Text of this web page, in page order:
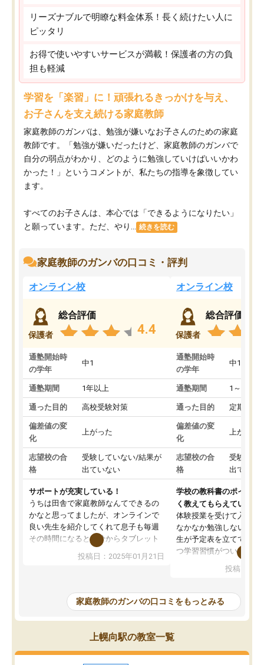
リーズナブルで明瞭な料金体系！長く続けたい人に
ピッタリ
お得で使いやすいサービスが満載！保護者の方の負
担も軽減
学習を「楽習」に！頑張れるきっかけを与え、
お子さんを支え続ける家庭教師
家庭教師のガンバは、勉強が嫌いなお子さんのための家庭
教師です。「勉強が嫌いだったけど、家庭教師のガンバで
自分の弱点がわかり、どのように勉強していけばいいかわ
かった！」というコメントが、私たちの指導を象徴してい
ます。
すべてのお子さんは、本心では「できるようになりたい」
と願っています。ただ、やり...
続きを読む
家庭教師のガンバの口コミ・評判
オンライン校
保護者
総合評価
4.4
通塾開始時
の学年
中1
通塾期間 1年以上
通った目的 高校受験対策
偏差値の変
化
上がった
志望校の合
格
受験していない/結果が
出ていない
サポートが充実している！
うちは田舎で家庭教師なんてできるの
かなと思ってましたが、オンラインで
良い先生を紹介してくれて息子も毎週
その時間になると自分からタブレット
を開いてzoomを繋げるようになりまし
た！5科目なんでもOKなのもとても気
めて1年ほどだった今では平均点以上の
科目が増えてきました！あと1年受験ま
であるので無料の週末教室を使用しな
がら頑張って欲しいと思います！
投稿日：2025年01月21日
オンライン校
保護者
総合評価
通塾開始時
の学年
中1
通塾期間 1～3ヵ月
通った目的 定期テス
偏差値の変
化
上がった
志望校の合
格
受験して
出ていな
学校の教科書のポイント
く教えてもらえている
体験授業を受けて入塾し
なかなか勉強しない息子
生が予定表を立ててくれ
つ学習習慣がついてきま
指導が無い日も予定表
問できるのでとても助か
投稿日：
家庭教師のガンバの口コミをもっとみる
上幌向駅の教室一覧